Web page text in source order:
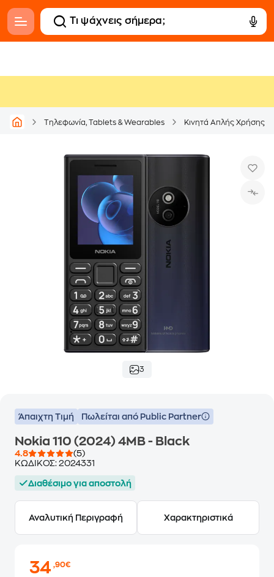
Τηλεφωνία, Tablets & Wearables Κινητά Απλής Χρήσης
3
Άπαιχτη Τιμή Πωλείται από Public Partner
Nokia 110 (2024) 4MB - Black
4.8
(5)
ΚΩΔΙΚΟΣ: 2024331
Διαθέσιμο για αποστολή
Αναλυτική Περιγραφή Χαρακτηριστικά
34,90€